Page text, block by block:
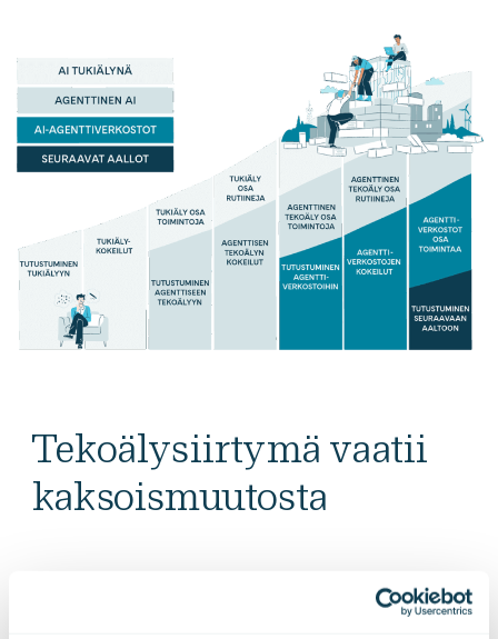
Tekoälysiirtymä vaatii
kaksoismuutosta